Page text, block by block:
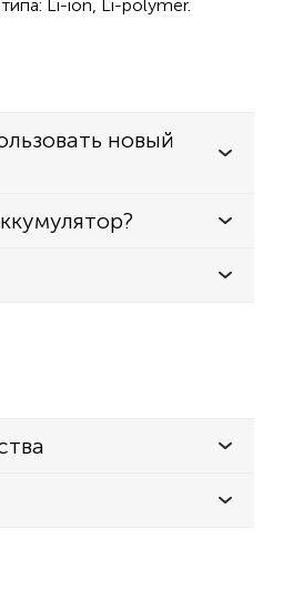
Li-ion, Li-polymer.
новый